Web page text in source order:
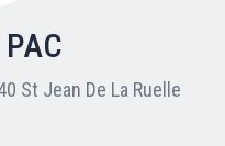
PAC
St Jean De La Ruelle